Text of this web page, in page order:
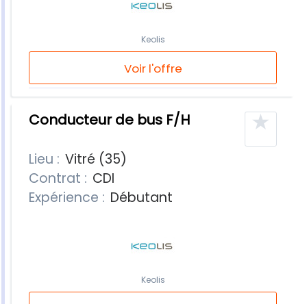
Voir l'offre
Keolis
Conducteur de bus F/H ★
Lieu : Vitré (35)
Contrat : CDI
Expérience : Débutant
Keolis